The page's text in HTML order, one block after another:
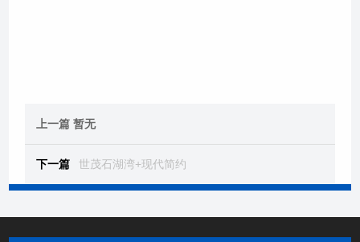
上一篇暂无
下一篇 世茂石湖湾+现代简约